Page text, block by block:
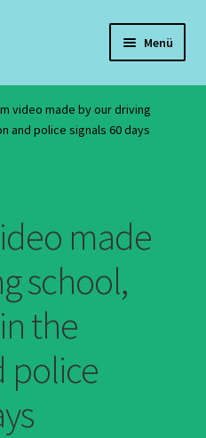
Menü
video made by our driving
and police signals 60 days
made
school,
the
police